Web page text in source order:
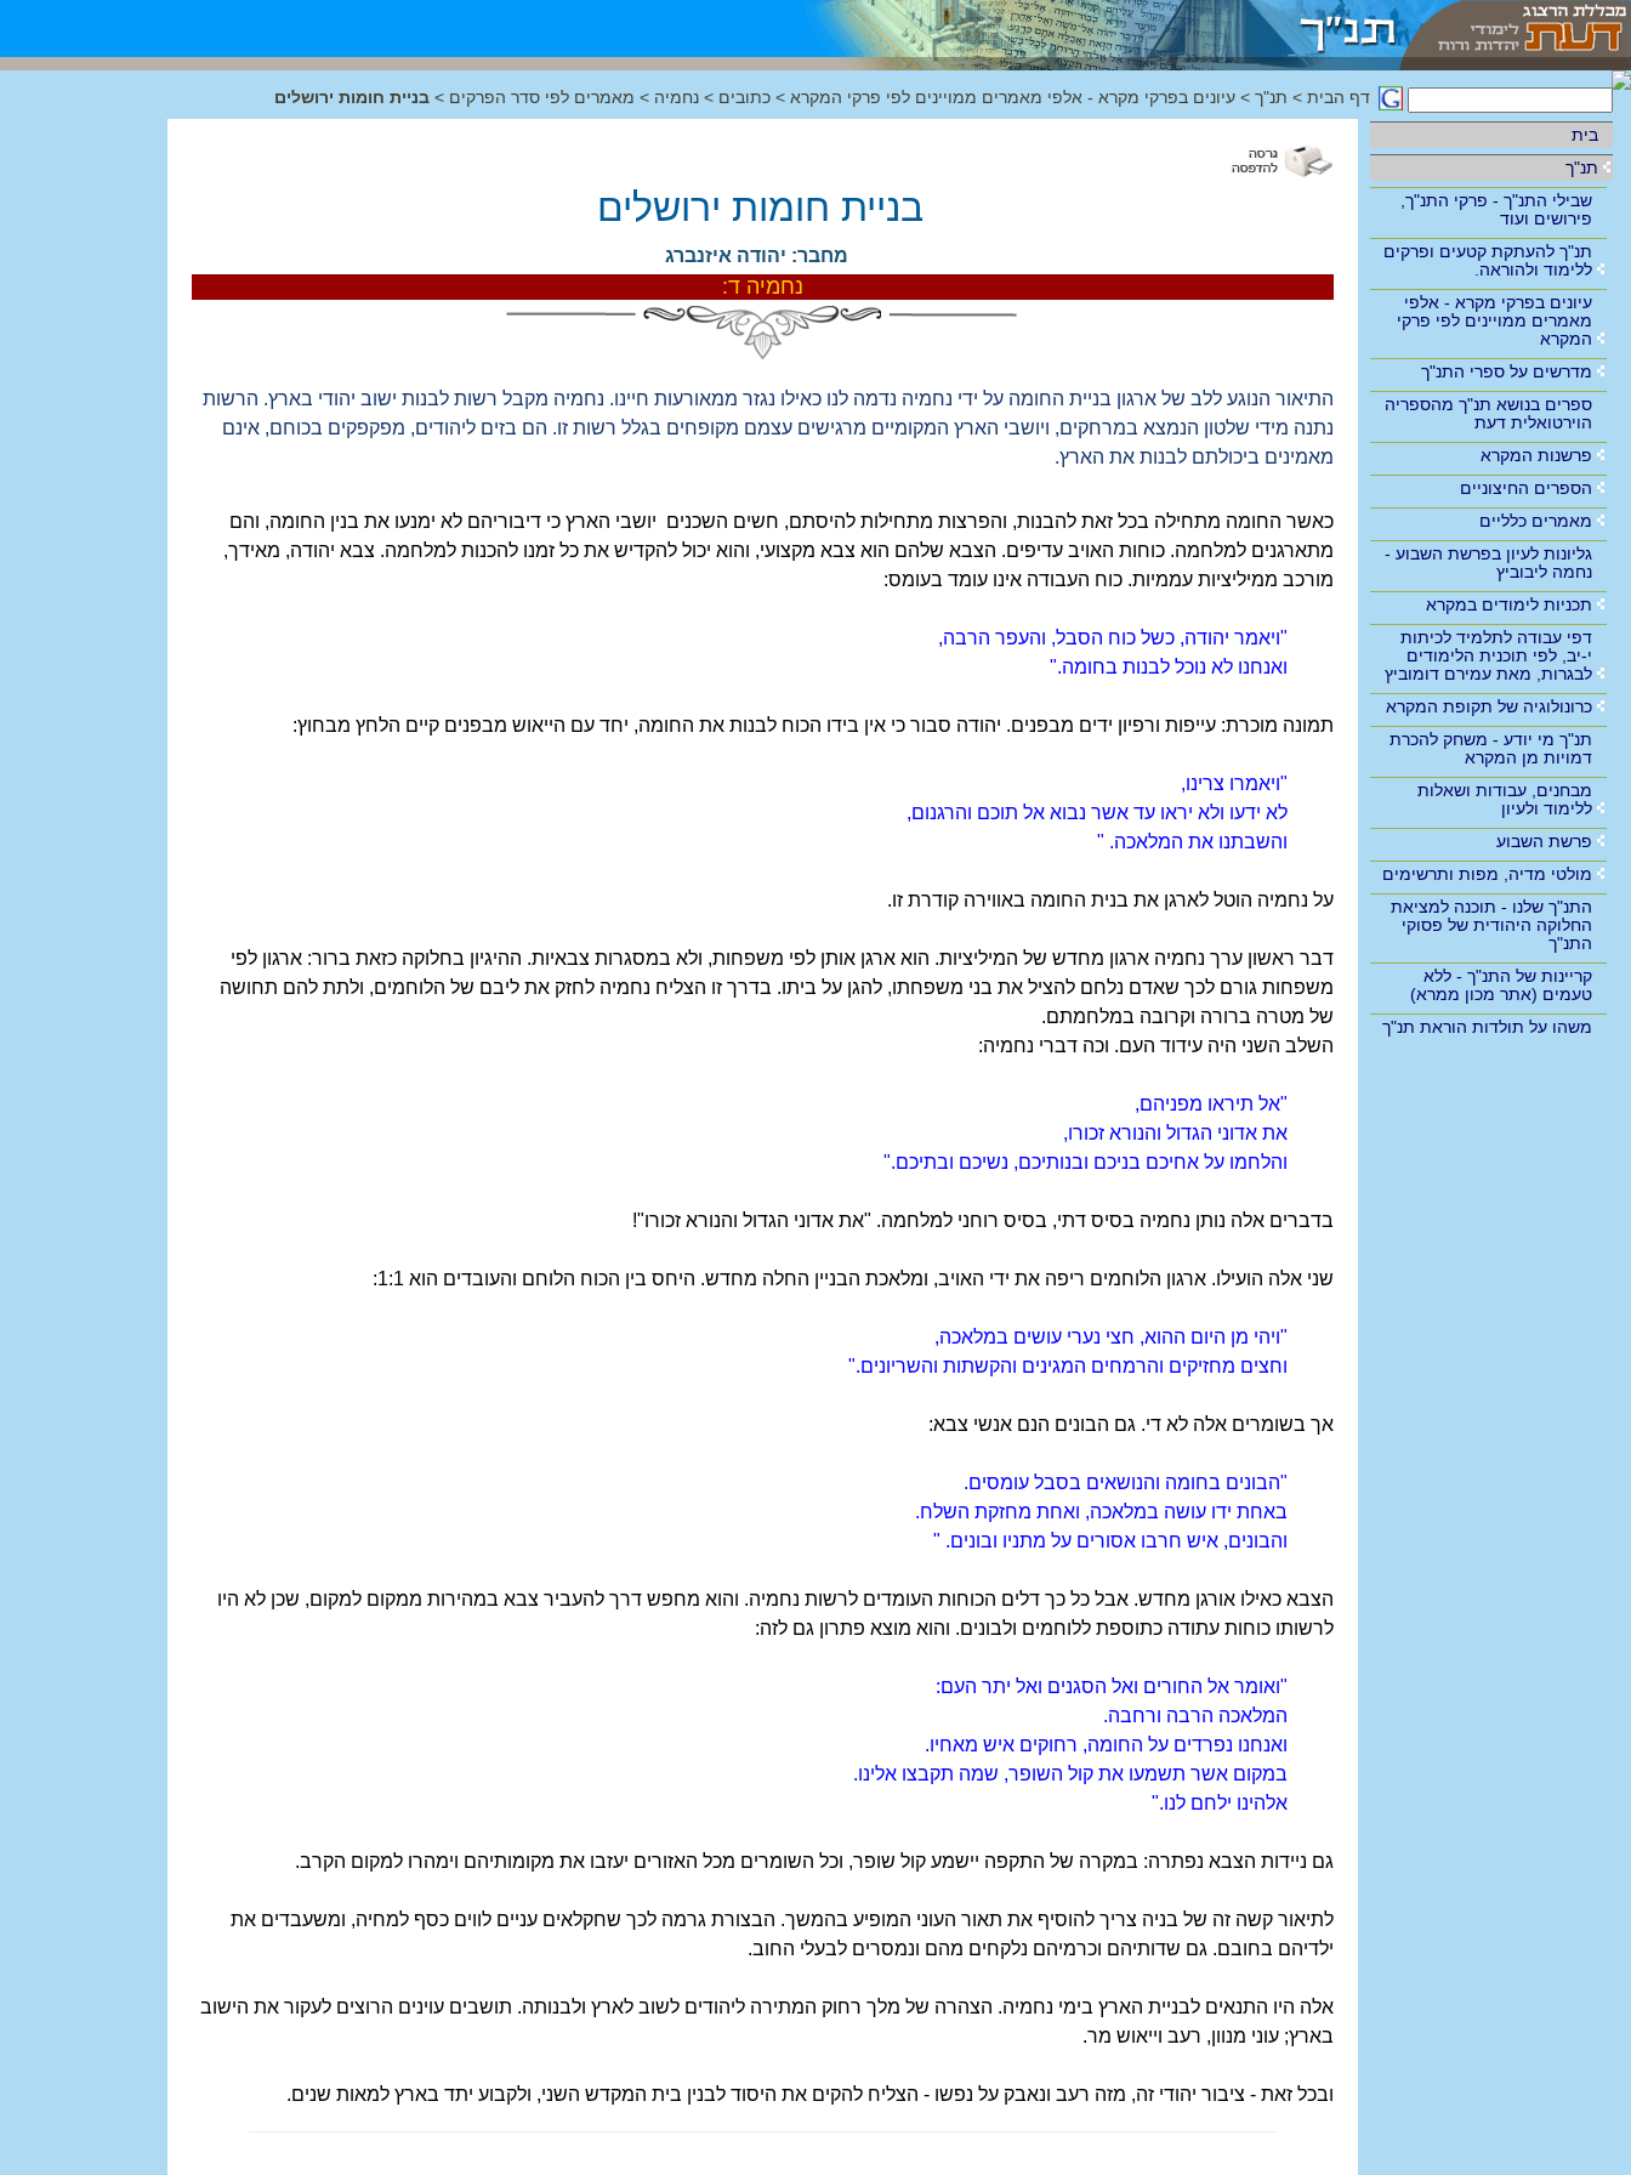
בית
תנ"ך
שבילי התנ"ך - פרקי התנ"ך,
פירושים ועוד
תנ"ך להעתקת קטעים ופרקים
ללימוד ולהוראה.
עיונים בפרקי מקרא - אלפי
מאמרים ממויינים לפי פרקי
המקרא
מדרשים על ספרי התנ"ך
ספרים בנושא תנ"ך מהספריה
הוירטואלית דעת
פרשנות המקרא
הספרים החיצוניים
מאמרים כלליים
גליונות לעיון בפרשת השבוע -
נחמה ליבוביץ
תכניות לימודים במקרא
דפי עבודה לתלמיד לכיתות
י-יב, לפי תוכנית הלימודים
לבגרות, מאת עמירם דומוביץ
כרונולוגיה של תקופת המקרא
תנ"ך מי יודע - משחק להכרת
דמויות מן המקרא
מבחנים, עבודות ושאלות
ללימוד ולעיון
פרשת השבוע
מולטי מדיה, מפות ותרשימים
התנ"ך שלנו - תוכנה למציאת
החלוקה היהודית של פסוקי
התנ"ך
קריינות של התנ"ך - ללא
טעמים (אתר מכון ממרא)
משהו על תולדות הוראת תנ"ך
דף הבית > תנ"ך > עיונים בפרקי מקרא - אלפי מאמרים ממויינים לפי פרקי המקרא > כתובים > נחמיה > מאמרים לפי סדר הפרקים > בניית חומות ירושלים
בניית חומות ירושלים
מחבר: יהודה איזנברג
נחמיה ד:
התיאור הנוגע ללב של ארגון בניית החומה על ידי נחמיה נדמה לנו כאילו נגזר ממאורעות חיינו. נחמיה מקבל רשות לבנות ישוב יהודי בארץ. הרשות
נתנה מידי שלטון הנמצא במרחקים, ויושבי הארץ המקומיים מרגישים עצמם מקופחים בגלל רשות זו. הם בזים ליהודים, מפקפקים בכוחם, אינם
מאמינים ביכולתם לבנות את הארץ.
כאשר החומה מתחילה בכל זאת להבנות, והפרצות מתחילות להיסתם, חשים השכנים יושבי הארץ כי דיבוריהם לא ימנעו את בנין החומה, והם
מתארגנים למלחמה. כוחות האויב עדיפים. הצבא שלהם הוא צבא מקצועי, והוא יכול להקדיש את כל זמנו להכנות למלחמה. צבא יהודה, מאידך,
מורכב ממיליציות עממיות. כוח העבודה אינו עומד בעומס:
"ויאמר יהודה, כשל כוח הסבל, והעפר הרבה,
ואנחנו לא נוכל לבנות בחומה."
תמונה מוכרת: עייפות ורפיון ידים מבפנים. יהודה סבור כי אין בידו הכוח לבנות את החומה, יחד עם הייאוש מבפנים קיים הלחץ מבחוץ:
"ויאמרו צרינו,
לא ידעו ולא יראו עד אשר נבוא אל תוכם והרגנום,
והשבתנו את המלאכה. "
על נחמיה הוטל לארגן את בנית החומה באווירה קודרת זו.
דבר ראשון ערך נחמיה ארגון מחדש של המיליציות. הוא ארגן אותן לפי משפחות, ולא במסגרות צבאיות. ההיגיון בחלוקה כזאת ברור: ארגון לפי
משפחות גורם לכך שאדם נלחם להציל את בני משפחתו, להגן על ביתו. בדרך זו הצליח נחמיה לחזק את ליבם של הלוחמים, ולתת להם תחושה
של מטרה ברורה וקרובה במלחמתם.
השלב השני היה עידוד העם. וכה דברי נחמיה:
"אל תיראו מפניהם,
את אדוני הגדול והנורא זכורו,
והלחמו על אחיכם בניכם ובנותיכם, נשיכם ובתיכם."
בדברים אלה נותן נחמיה בסיס דתי, בסיס רוחני למלחמה. "את אדוני הגדול והנורא זכורו"!
שני אלה הועילו. ארגון הלוחמים ריפה את ידי האויב, ומלאכת הבניין החלה מחדש. היחס בין הכוח הלוחם והעובדים הוא 1:1:
"ויהי מן היום ההוא, חצי נערי עושים במלאכה,
וחצים מחזיקים והרמחים המגינים והקשתות והשריונים."
אך בשומרים אלה לא די. גם הבונים הנם אנשי צבא:
"הבונים בחומה והנושאים בסבל עומסים.
באחת ידו עושה במלאכה, ואחת מחזקת השלח.
והבונים, איש חרבו אסורים על מתניו ובונים. "
הצבא כאילו אורגן מחדש. אבל כל כך דלים הכוחות העומדים לרשות נחמיה. והוא מחפש דרך להעביר צבא במהירות ממקום למקום, שכן לא היו
לרשותו כוחות עתודה כתוספת ללוחמים ולבונים. והוא מוצא פתרון גם לזה:
"ואומר אל החורים ואל הסגנים ואל יתר העם:
המלאכה הרבה ורחבה.
ואנחנו נפרדים על החומה, רחוקים איש מאחיו.
במקום אשר תשמעו את קול השופר, שמה תקבצו אלינו.
אלהינו ילחם לנו."
גם ניידות הצבא נפתרה: במקרה של התקפה יישמע קול שופר, וכל השומרים מכל האזורים יעזבו את מקומותיהם וימהרו למקום הקרב.
לתיאור קשה זה של בניה צריך להוסיף את תאור העוני המופיע בהמשך. הבצורת גרמה לכך שחקלאים עניים לווים כסף למחיה, ומשעבדים את
ילדיהם בחובם. גם שדותיהם וכרמיהם נלקחים מהם ונמסרים לבעלי החוב.
אלה היו התנאים לבניית הארץ בימי נחמיה. הצהרה של מלך רחוק המתירה ליהודים לשוב לארץ ולבנותה. תושבים עוינים הרוצים לעקור את הישוב
בארץ; עוני מנוון, רעב וייאוש מר.
ובכל זאת - ציבור יהודי זה, מזה רעב ונאבק על נפשו - הצליח להקים את היסוד לבנין בית המקדש השני, ולקבוע יתד בארץ למאות שנים.